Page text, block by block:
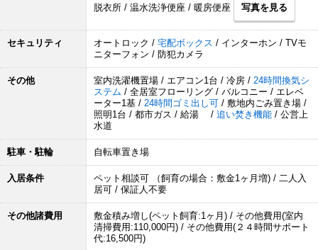
脱衣所 / 温水洗浄便座 / 暖房便座 写真を見る
セキュリティ オートロック / 宅配ボックス / インターホン / TVモ
ニターフォン / 防犯カメラ
その他 室内洗濯機置場 / エアコン1台 / 冷房 / 24時間換気シ
ステム / 全居室フローリング / バルコニー / エレベ
ーター1基 / 24時間ゴミ出し可 / 敷地内ごみ置き場 /
照明1台 / 都市ガス / 給湯 / 追い焚き機能 / 公営上
水道
駐車・駐輪 自転車置き場
入居条件
ペット相談可 （飼育の場合：敷金1ヶ月増) / 二人入
居可 / 保証人不要
その他諸費用
敷金積み増し(ペット飼育:1ヶ月) / その他費用(室内
清掃費用:110,000円) / その他費用(２４時間サポート
代:16,500円)